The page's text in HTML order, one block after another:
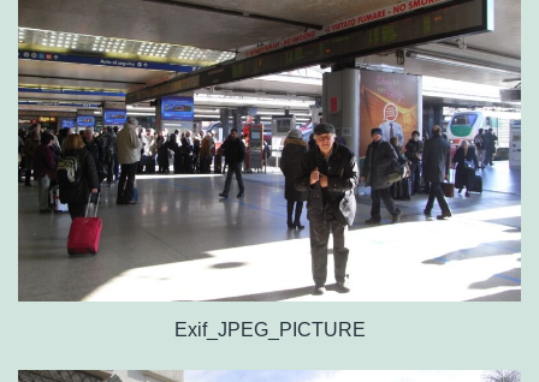
Exif_JPEG_PICTURE